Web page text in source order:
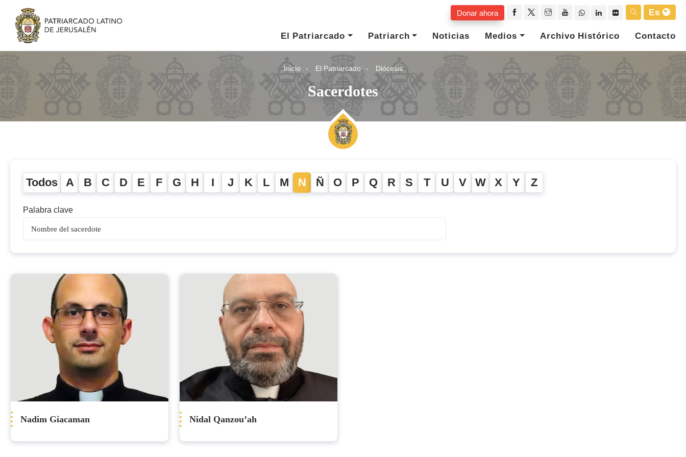
Donar ahora
Es
El Patriarcado
Patriarch Noticias Medios Archivo Histórico Contacto
Inicio El Patriarcado Diócesis
Sacerdotes
Todos A B C D E F G H I J K L M N Ñ O P Q R S T U V W X Y Z
Palabra clave
Sacerdotes
Nadim Giacaman Nidal Qanzou’ah